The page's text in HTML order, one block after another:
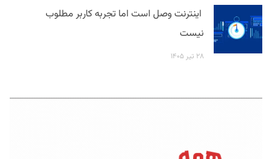
اینترنت وصل است اما تجربه کاربر مطلوب
نیست
۲۸ تیر ۱۴۰۵